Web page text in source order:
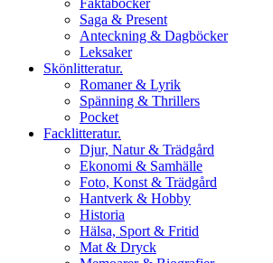
Faktaböcker
Saga & Present
Anteckning & Dagböcker
Leksaker
Skönlitteratur.
Romaner & Lyrik
Spänning & Thrillers
Pocket
Facklitteratur.
Djur, Natur & Trädgård
Ekonomi & Samhälle
Foto, Konst & Trädgård
Hantverk & Hobby
Historia
Hälsa, Sport & Fritid
Mat & Dryck